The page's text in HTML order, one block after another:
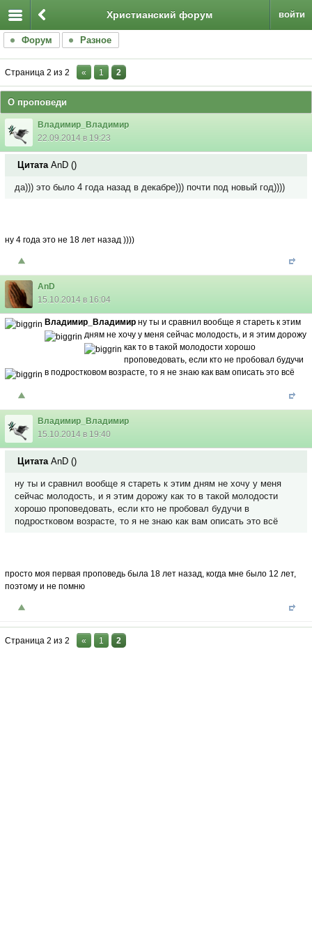
войти
Христианский форум
Форум Разное
Страница 2 из 2 « 1 2
О проповеди
Владимир_Владимир
22.09.2014 в 19:23
Цитата AnD ()
да))) это было 4 года назад в декабре))) почти под новый год))))
ну 4 года это не 18 лет назад ))))
AnD
15.10.2014 в 16:04
Владимир_Владимир ну ты и сравнил вообще я стареть к этим
дням не хочу у меня сейчас молодость, и я этим дорожу
как то в такой молодости хорошо
проповедовать, если кто не пробовал будучи
в подростковом возрасте, то я не знаю как вам описать это всё
Владимир_Владимир
15.10.2014 в 19:40
Цитата AnD ()
ну ты и сравнил вообще я стареть к этим дням не хочу у меня
сейчас молодость, и я этим дорожу как то в такой молодости
хорошо проповедовать, если кто не пробовал будучи в
подростковом возрасте, то я не знаю как вам описать это всё
просто моя первая проповедь была 18 лет назад, когда мне было 12 лет,
поэтому и не помню
Страница 2 из 2 « 1 2